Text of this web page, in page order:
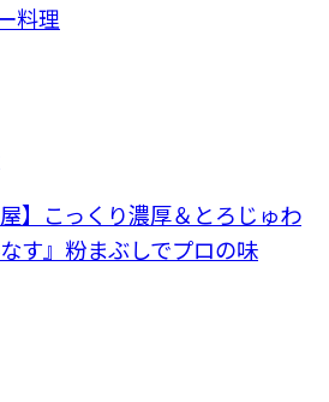
料理
屋】こっくり濃厚＆とろじゅわ
す』粉まぶしでプロの味